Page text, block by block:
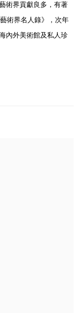
術界貢獻良多，有著
術界名人錄》，次年
內外美術館及私人珍